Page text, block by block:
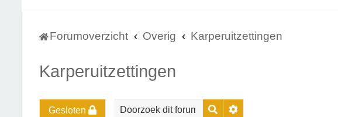
Forumoverzicht Overig Karperuitzettingen
Karperuitzettingen
Gesloten ZoekUitgebreid zoeken